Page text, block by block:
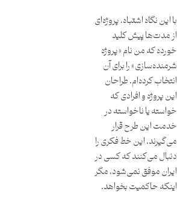
با این نگاه اشتباه، پروژه‌ای
از مدت‌ها پیش کلید
خورده که من نام «پروژه
شرمنده‌سازی» را برای آن
انتخاب کرده‌ام. طراحان
این پروژه و افرادی که
خواسته یا ناخواسته در
خدمت این طرح قرار
می‌گیرند، این خط فکری را
دنبال می‌کنند که کسی در
ایران موفق نمی‌شود، مگر
اینکه حاکمیت بخواهد.